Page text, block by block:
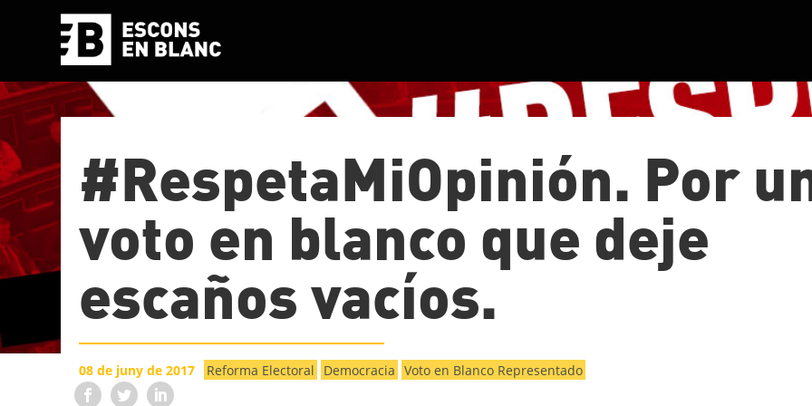
#RespetaMiOpinión. Por
voto en blanco que deje
escaños vacíos.
08 de juny de 2017 Reforma Electoral Democracia Voto en Blanco Representado